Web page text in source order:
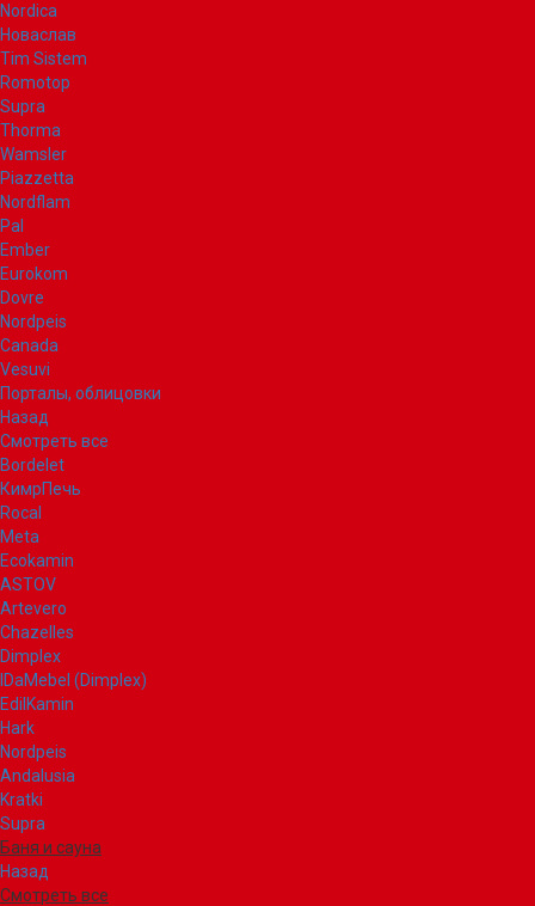
Nordica
Новаслав
Tim Sistem
Romotop
Supra
Thorma
Wamsler
Piazzetta
Nordflam
Pal
Ember
Eurokom
Dovre
Nordpeis
Canada
Vesuvi
Порталы, облицовки
Назад
Смотреть все
Bordelet
КимрПечь
Rocal
Meta
Ecokamin
ASTOV
Artevero
Chazelles
Dimplex
IDaMebel (Dimplex)
EdilKamin
Hark
Nordpeis
Andalusia
Kratki
Supra
Баня и сауна
Назад
Смотреть все